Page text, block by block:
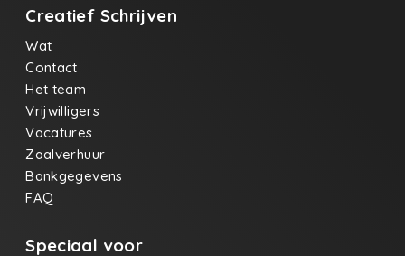
naar buiten komt
snijdend Door
borst en keel Een
Waar ze
neerkomen Op
die letters van
vlek worden Zo
sta jij toch nog te
vaderen met mij
vloeibaar in het
Creatief Schrijven
Wat
Contact
Het team
Vrijwilligers
Vacatures
Zaalverhuur
Bankgegevens
FAQ
Speciaal voor